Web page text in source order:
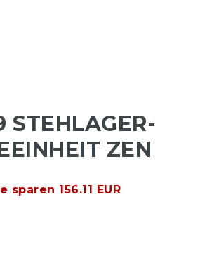
STEHLAGER-
ZEN
sparen 156.11 EUR